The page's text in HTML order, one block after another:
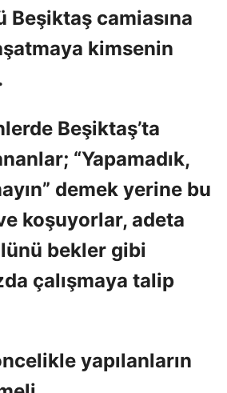
Beşiktaş camiasına
kimsenin
Beşiktaş’ta
“Yapamadık,
demek yerine bu
koşuyorlar, adeta
bekler gibi
çalışmaya talip
yapılanların